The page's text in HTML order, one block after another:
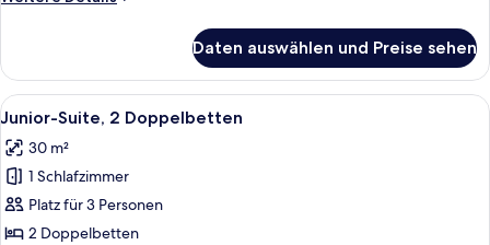
Adults
Child)
anzeigen
Suite,
1 King-
Bett
Adults
+
Child)
Daten auswählen und Preise sehen
Alle
Fotos
für
Junior-
Suite,
2 Doppelbetten
Ein modernes Hotelzimmer mit einer
4
Junior-Suite, 2 Doppelbetten
30 m²
1 Schlafzimmer
Platz für 3 Personen
2 Doppelbetten